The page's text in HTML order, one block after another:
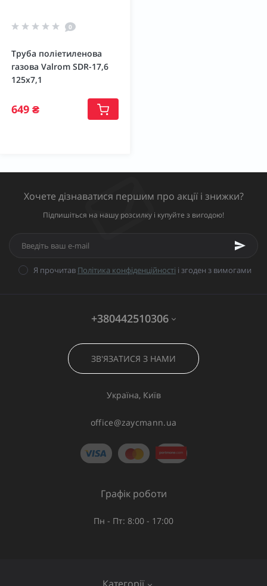
0
Труба поліетиленова
газова Valrom SDR-17,6
125х7,1
649 ₴
Хочете дізнаватися першим про акції і знижки?
Підпишіться на нашу розсилку і купуйте з вигодою!
Я прочитав Політика конфіденційності і згоден з вимогами
+380442510306
ЗВ'ЯЗАТИСЯ З НАМИ
Україна, Київ
office@zaycmann.ua
Графік роботи
Пн - Пт: 8:00 - 17:00